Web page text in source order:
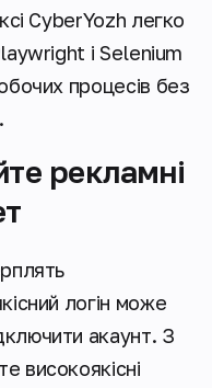
CyberYozh легко
і Selenium
процесів без
рекламні
логін може
акаунт. З
високоякісні